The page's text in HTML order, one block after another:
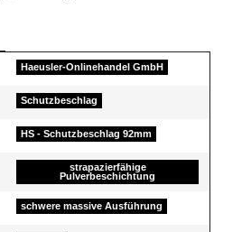
Haeusler-Onlinehandel GmbH
Schutzbeschlag
HS - Schutzbeschlag 92mm
strapazierfähige
Pulverbeschichtung
schwere massive Ausführung